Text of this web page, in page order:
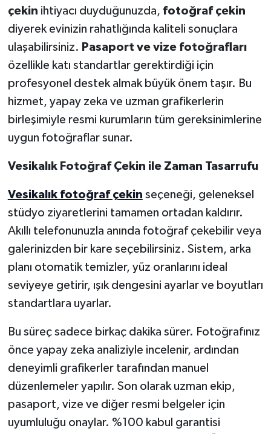
çekin ihtiyacı duyduğunuzda, fotoğraf çekin
diyerek evinizin rahatlığında kaliteli sonuçlara
ulaşabilirsiniz. Pasaport ve vize fotoğrafları
özellikle katı standartlar gerektirdiği için
profesyonel destek almak büyük önem taşır. Bu
hizmet, yapay zeka ve uzman grafikerlerin
birleşimiyle resmi kurumların tüm gereksinimlerine
uygun fotoğraflar sunar.
Vesikalık Fotoğraf Çekin ile Zaman Tasarrufu
Vesikalık fotoğraf çekin seçeneği, geleneksel
stüdyo ziyaretlerini tamamen ortadan kaldırır.
Akıllı telefonunuzla anında fotoğraf çekebilir veya
galerinizden bir kare seçebilirsiniz. Sistem, arka
planı otomatik temizler, yüz oranlarını ideal
seviyeye getirir, ışık dengesini ayarlar ve boyutları
standartlara uyarlar.
Bu süreç sadece birkaç dakika sürer. Fotoğrafınız
önce yapay zeka analiziyle incelenir, ardından
deneyimli grafikerler tarafından manuel
düzenlemeler yapılır. Son olarak uzman ekip,
pasaport, vize ve diğer resmi belgeler için
uyumluluğu onaylar. %100 kabul garantisi